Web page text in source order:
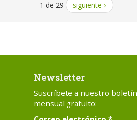
1 de 29 siguiente ›
Newsletter
Suscríbete a nuestro boletín
mensual gratuito: